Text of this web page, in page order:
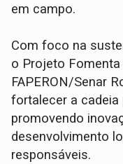
em campo.
Com foco na
o Projeto
FAPERON/Senar
fortalecer a
promovendo
desenvolvimento
responsáveis.